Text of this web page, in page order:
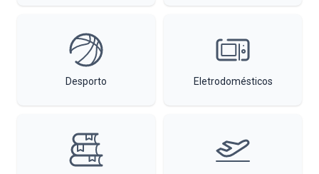
Desporto Eletrodomésticos